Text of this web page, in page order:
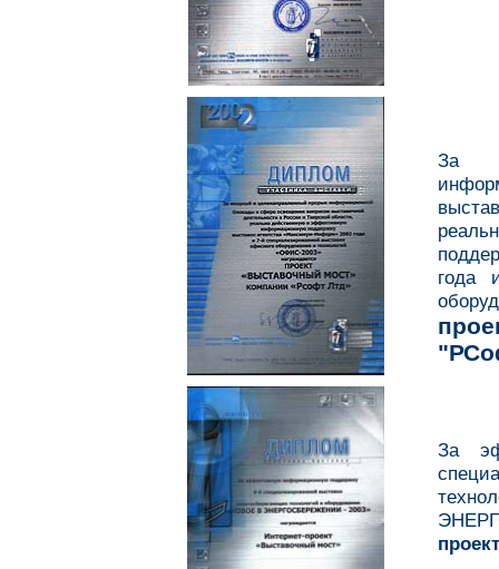
За
года
За